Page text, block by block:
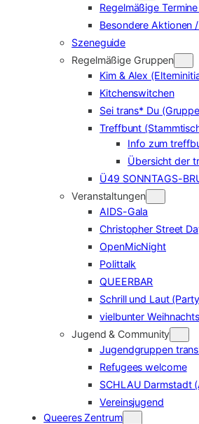
Regelmäßige
Besondere Aktionen
Szeneguide
Regelmäßige Gruppen
Kim & Alex
Kitchenswitchen
Sei trans* Du
Treffbunt
Info zum
Übersicht der
Ü49 SONNTAGS-
Veranstaltungen
AIDS-Gala
Christopher Street
OpenMicNight
Polittalk
QUEERBAR
Schrill und Laut
vielbunter
Jugend & Community
Jugendgruppen
Refugees welcome
SCHLAU Darmstadt
Vereinsjugend
Queeres Zentrum